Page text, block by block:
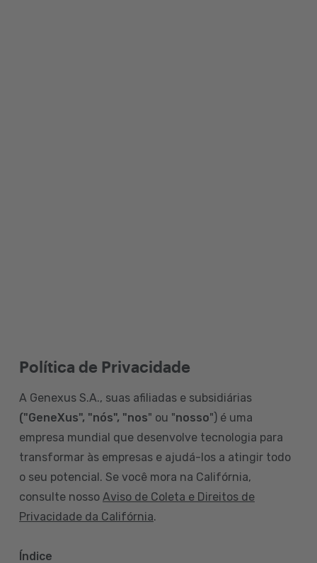
Política de Privacidade
A Genexus S.A., suas afiliadas e subsidiárias
("GeneXus", "nós", "nos" ou "nosso") é uma
empresa mundial que desenvolve tecnologia para
transformar às empresas e ajudá-los a atingir todo
o seu potencial. Se você mora na Califórnia,
consulte nosso Aviso de Coleta e Direitos de
Privacidade da Califórnia.
Índice